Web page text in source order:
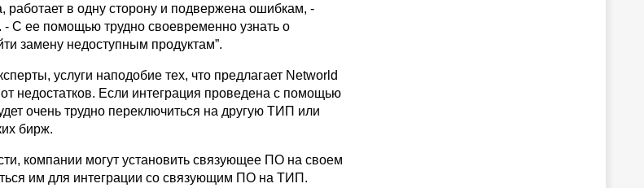
работает в одну сторону и подвержена ошибкам, -
- С ее помощью трудно своевременно узнать о
замену недоступным продуктам”.
услуги наподобие тех, что предлагает Networld
недостатков. Если интеграция проведена с помощью
очень трудно переключиться на другую ТИП или
бирж.
компании могут установить связующее ПО на своем
им для интеграции со связующим ПО на ТИП.